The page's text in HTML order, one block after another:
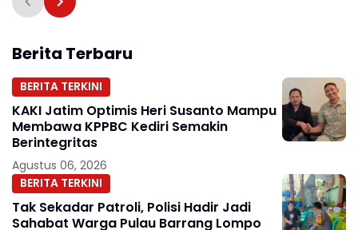
Pernikahan
Berita Terbaru
BERITA TERKINI
KAKI Jatim Optimis Heri Susanto Mampu
Membawa KPPBC Kediri Semakin
Berintegritas
Agustus 06, 2026
BERITA TERKINI
Tak Sekadar Patroli, Polisi Hadir Jadi
Sahabat Warga Pulau Barrang Lompo